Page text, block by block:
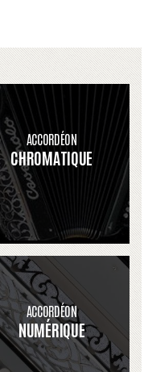
ACCORDÉON
CHROMATIQUE
ACCORDÉON
NUMÉRIQUE